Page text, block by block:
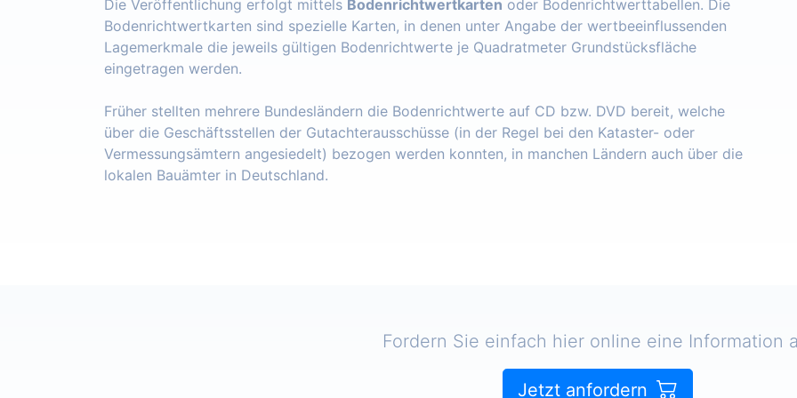
Die Veröffentlichung erfolgt mittels Bodenrichtwertkarten oder Bodenrichtwerttabellen. Die
Bodenrichtwertkarten sind spezielle Karten, in denen unter Angabe der wertbeeinflussenden
Lagemerkmale die jeweils gültigen Bodenrichtwerte je Quadratmeter Grundstücksfläche
eingetragen werden.
Früher stellten mehrere Bundesländern die Bodenrichtwerte auf CD bzw. DVD bereit, welche
über die Geschäftsstellen der Gutachterausschüsse (in der Regel bei den Kataster- oder
Vermessungsämtern angesiedelt) bezogen werden konnten, in manchen Ländern auch über die
lokalen Bauämter in Deutschland.
Fordern Sie einfach hier online eine Information
Jetzt anfordern